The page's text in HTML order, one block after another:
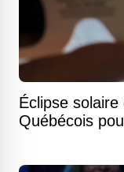
Éclipse
Québécois